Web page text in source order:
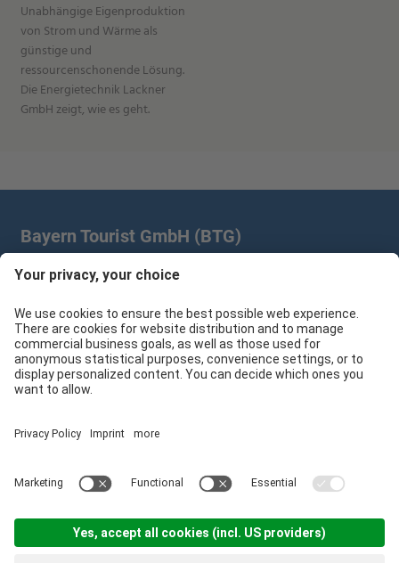
Unabhängige Eigenproduktion
von Strom und Wärme als
günstige und
ressourcenschonende Lösung.
Die Energietechnik Lackner
GmbH zeigt, wie es geht.
Bayern Tourist GmbH (BTG)
Prinz-Ludwig-Palais | Türkenstr. 7 | 80333 München
branchenpartner@btg-service.de
Bayern Tourist GmbH (BTG) Sitemap
Impressum
Datenschutzerklärung
Cookie-Einstellungen produced by